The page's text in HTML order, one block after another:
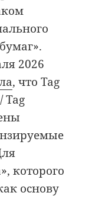
2026
, что Tag
Tag
которого
основу